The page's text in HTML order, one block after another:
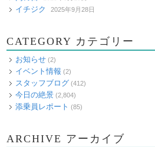
イチジク 2025年9月28日
CATEGORY カテゴリー
お知らせ (2)
イベント情報 (2)
スタッフブログ (412)
今日の絶景 (2,804)
添乗員レポート (85)
ARCHIVE アーカイブ